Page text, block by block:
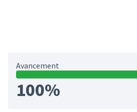
Avancement
100%